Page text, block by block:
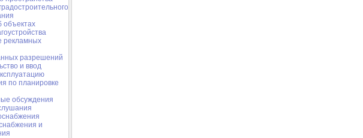
объектах
рекламных
разрешений
и ввод
по планировке
обсуждения
и